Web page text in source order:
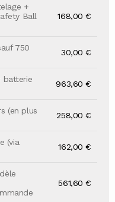
+
Ball
168,00 €
750
30,00 €
batterie
963,60 €
(en plus
258,00 €
(via
162,00 €
561,60 €